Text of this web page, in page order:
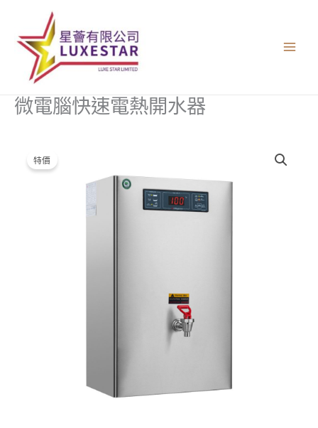
微電腦快速電熱開水器
特價
始
價
前
價